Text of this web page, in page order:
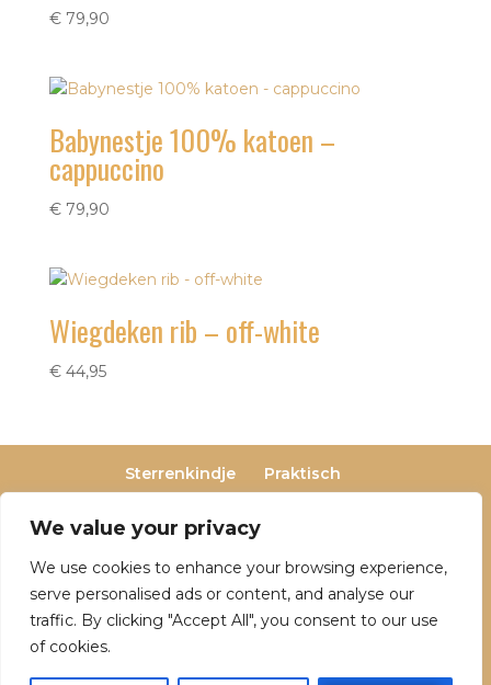
We value your privacy
We use cookies to enhance your browsing experience,
serve personalised ads or content, and analyse our
traffic. By clicking "Accept All", you consent to our use
of cookies.
€79,90
Babynestje 100% katoen –
cappuccino
€79,90
Wiegdeken rib – off-white
€44,95
Sterrenkindje
Praktisch
Privacy- en cookieverklaring
Terugbetaal- en retourneringsbeleid
Over Dutch Dreamers